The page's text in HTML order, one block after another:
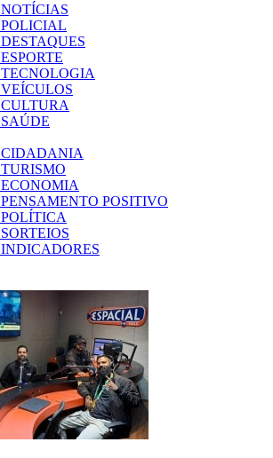
NOTÍCIAS
POLICIAL
DESTAQUES
ESPORTE
TECNOLOGIA
VEÍCULOS
CULTURA
SAÚDE
CIDADANIA
TURISMO
ECONOMIA
PENSAMENTO POSITIVO
POLÍTICA
SORTEIOS
INDICADORES